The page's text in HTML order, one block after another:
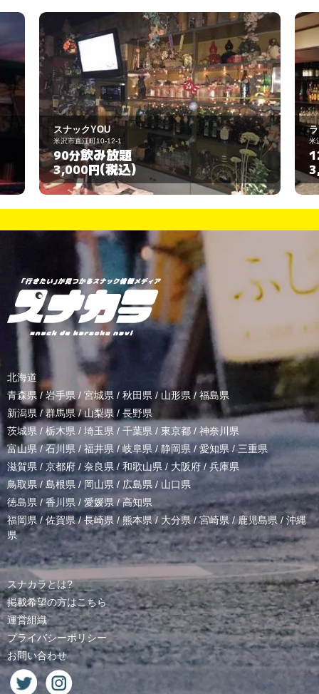
ライナー
米沢市中央1丁目12-13
120分飲み放題
3,000円(税込)
北海道
青森県 / 岩手県/ 宮城県 / 秋田県 / 山形県/ 福島県
新潟県 /群馬県/山梨県 / 長野県
茨城県 / 栃木県 / 埼玉県 / 千葉県 / 東京都 / 神奈川県
富山県 /石川県/福井県/岐阜県 / 静岡県 / 愛知県 / 三重県
滋賀県 / 京都府 / 奈良県 / 和歌山県/ 大阪府 /兵庫県
鳥取県/ 島根県 /岡山県/ 広島県 / 山口県
徳島県 /香川県 / 愛媛県/高知県
福岡県/佐賀県/長崎県 /熊本県/ 大分県/宮崎県 /鹿児島県 / 沖縄
県
スナカラとは?
掲載希望の方はこちら
運営組織
プライバシーポリシー
お問い合わせ